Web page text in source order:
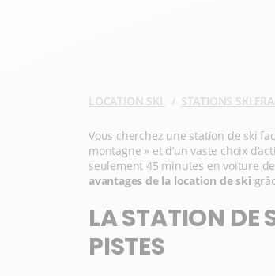
LOCATION SKI STATIONS SKI
Vous cherchez une station de ski
montagne » et d’un vaste choix
seulement 45 minutes en voiture
avantages de la location de ski
LA STATION DE
PISTES